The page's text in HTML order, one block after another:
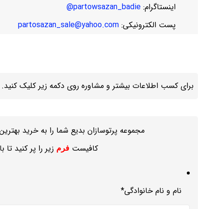
اینستاگرام: partowsazan_badie@
پست الکترونیکی: partosazan_sale@yahoo.com
برای کسب اطلاعات بیشتر و مشاوره روی دکمه زیر کلیک کنید.
مجموعه پرتوسازان بدیع شما را به خرید
کافیست فرم زیر را پر کنید تا
نام و نام خانوادگی*